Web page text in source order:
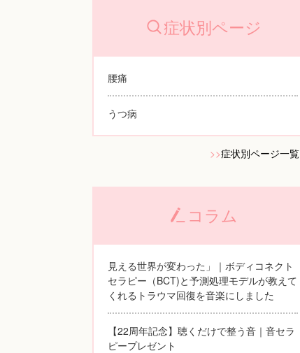
症状別ページ
腰痛
うつ病
>>症状別ページ一覧
コラム
見える世界が変わった」｜ボディコネクト
セラピー（BCT)と予測処理モデルが教えて
くれるトラウマ回復を音楽にしました
【22周年記念】聴くだけで整う音｜音セラ
ピープレゼント